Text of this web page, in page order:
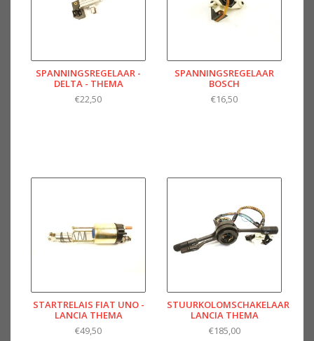
SPANNINGSREGELAAR -
DELTA - THEMA
€22,50
SPANNINGSREGELAAR
BOSCH
€16,50
STARTRELAIS FIAT UNO -
LANCIA THEMA
€49,50
STUURKOLOMSCHAKELAAR
LANCIA THEMA
€185,00